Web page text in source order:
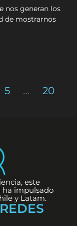
nos generan los
de mostrarnos
5 …
20
este
ha impulsado
y Latam.